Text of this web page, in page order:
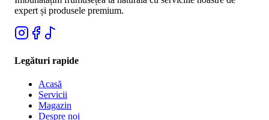
expert și produsele premium.
Legături rapide
Acasă
Servicii
Magazin
Despre noi